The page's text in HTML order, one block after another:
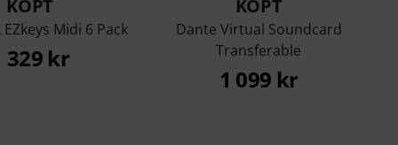
KÖPT
Midi 6 Pack
329 kr
KÖPT
Dante Virtual Soundcard
Transferable
1 099 kr